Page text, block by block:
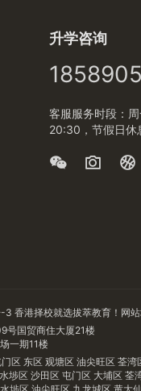
升学咨询
客服服务时段：
20:30，节假日休
-3 香港择校就选拔萃教育！ 网
号国贸商住大厦21楼
一期11楼
区 东区 观塘区 油尖旺区 荃湾
埗区 沙田区 屯门区 大埔区 荃